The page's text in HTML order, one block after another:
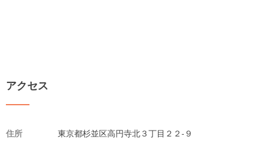
アクセス
住所 東京都杉並区高円寺北３丁目２２-９